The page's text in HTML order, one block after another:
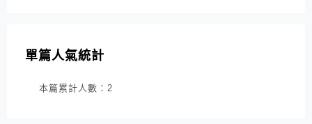
單篇人氣統計
本篇累計人數： 2